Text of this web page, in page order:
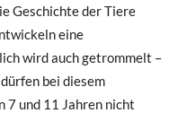
Geschichte der Tiere
eine
wird auch getrommelt –
bei diesem
7 und 11 Jahren nicht